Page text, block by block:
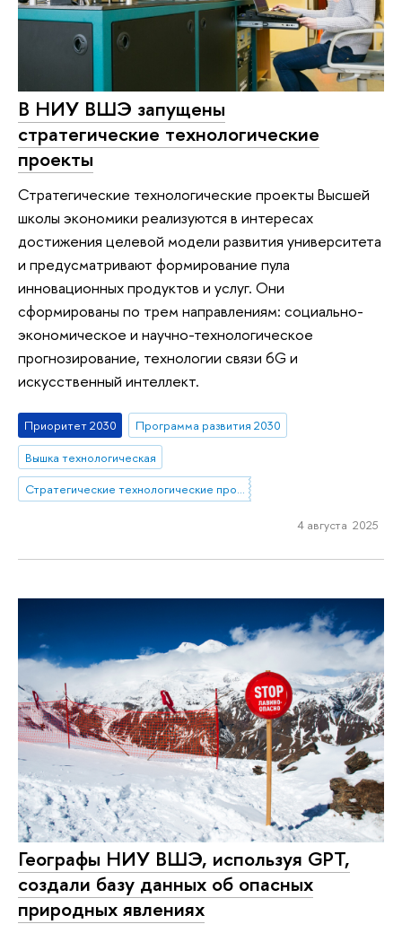
В НИУ ВШЭ запущены
стратегические технологические
проекты
Стратегические технологические проекты Высшей
школы экономики реализуются в интересах
достижения целевой модели развития университета
и предусматривают формирование пула
инновационных продуктов и услуг. Они
сформированы по трем направлениям: социально-
экономическое и научно-технологическое
прогнозирование, технологии связи 6G и
искусственный интеллект.
Приоритет 2030
Программа развития 2030
Вышка технологическая
Стратегические технологические проекты
4 августа 2025
Географы НИУ ВШЭ, используя GPT,
создали базу данных об опасных
природных явлениях